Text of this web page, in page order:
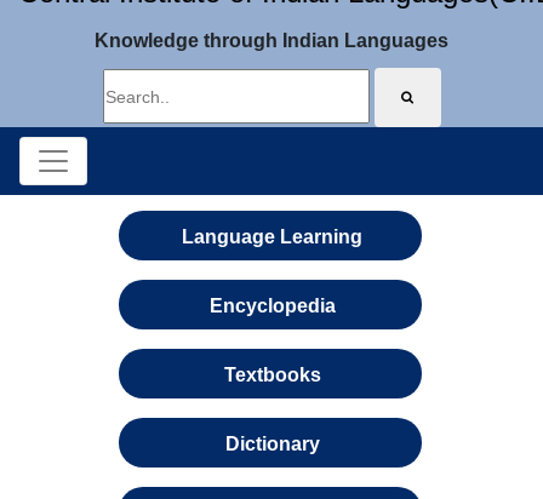
Knowledge through Indian Languages
Language Learning
Encyclopedia
Textbooks
Dictionary